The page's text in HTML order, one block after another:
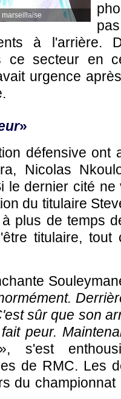
marseillaise
à l'arrière.
ce secteur en
urgence
»
défensive ont
Nicolas
le dernier cité
du titulaire
plus de temps
titulaire, tout
sûr que son
peur.
», s'est
de RMC. Les
du